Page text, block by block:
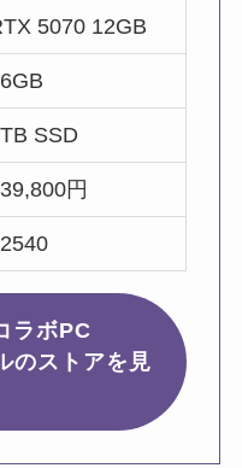
5070 12GB
SSD
円
ラボPC
のストアを見